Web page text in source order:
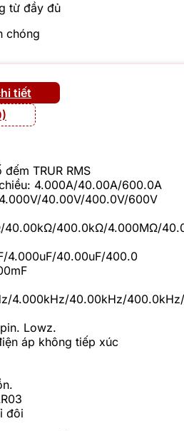
từ đầy đủ
chóng
tiết
TRUR RMS
4.000A/40.00A/600.0A
40.00V/400.0V/600V
40.00kΩ/400.0kΩ/4.000MΩ/
4.000uF/40.00uF/400.0
4.000kHz/40.00kHz/
Lowz.
áp không tiếp xúc
đôi